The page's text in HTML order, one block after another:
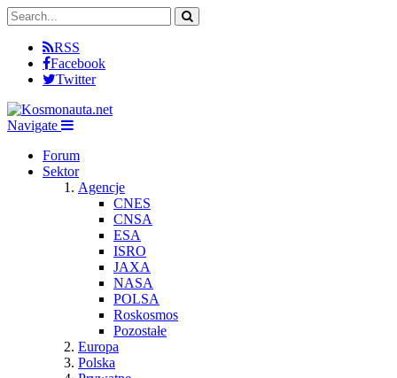
RSS
Facebook
Twitter
Navigate
Forum
Sektor
Agencje
CNES
CNSA
ESA
ISRO
JAXA
NASA
POLSA
Roskosmos
Pozostałe
Europa
Polska